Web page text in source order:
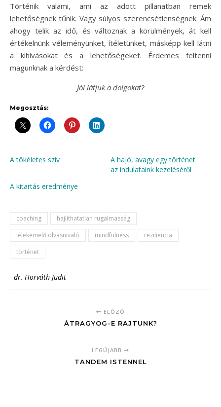
Történik valami, ami az adott pillanatban remek
lehetőségnek tűnik. Vagy súlyos szerencsétlenségnek. Ám
ahogy telik az idő, és változnak a körülmények, át kell
értékelnünk véleményünket, ítéletünket, másképp kell látni
a kihívásokat és a lehetőségeket. Érdemes feltenni
magunknak a kérdést:
Jól látjuk a dolgokat?
Megosztás:
A tökéletes szív
A hajó, avagy egy történet
az indulataink kezeléséről
A kitartás eredménye
coaching
hajlíthatatlan rugalmasság
lélekemelő olvasnivaló
mindfulness
reziliencia
történet
- dr. Horváth Judit
ELŐZŐ
ÁTRAGYOG-E RAJTUNK?
LEGÚJABB
TANDEM ISTENNEL